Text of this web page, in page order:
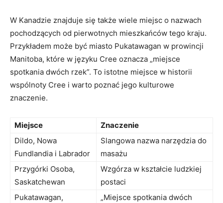
W ⁢Kanadzie znajduje⁤ się ‌także wiele miejsc o nazwach
pochodzących od pierwotnych mieszkańców tego kraju.⁢
Przykładem może być miasto Pukatawagan w prowincji
Manitoba, które w języku Cree oznacza „miejsce⁤
spotkania ⁢dwóch⁣ rzek”. To istotne⁢ miejsce ⁤w historii
wspólnoty‍ Cree i warto ​poznać jego kulturowe
znaczenie.
Miejsce
Znaczenie
Dildo, ‍Nowa⁣
Fundlandia​ i Labrador
Slangowa nazwa narzędzia do‌
masażu
Przygórki Osoba,
Saskatchewan
Wzgórza w kształcie ludzkiej
postaci
Pukatawagan,
„Miejsce spotkania dwóch